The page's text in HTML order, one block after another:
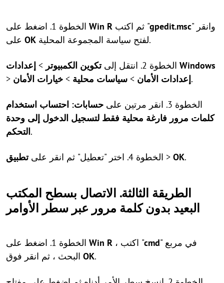
Win R ثم اكتب "gpedit.msc" وانقر
OK لفتح سياسة المجموعة المحلية.
الخطوة 2. انتقل إلى تكوين الكمبيوتر >
إعدادات Windows
>
إعدادات الأمان > سياسات محلية > خيارات الأمان .
الخطوة 3. انقر مرتين على
حسابات: احتساب استخدام
كلمات مرور فارغة محلية فقط لتسجيل الدخول إلى وحدة
التحكم.
الخطوة 4. اختر "تعطيل" ثم انقر على تطبيق > OK.
الطريقة الثالثة. الاتصال بسطح المكتب
البعيد بدون كلمة مرور عبر سطر الأوامر
Win R ، اكتب "cmd" في مربع
OK.